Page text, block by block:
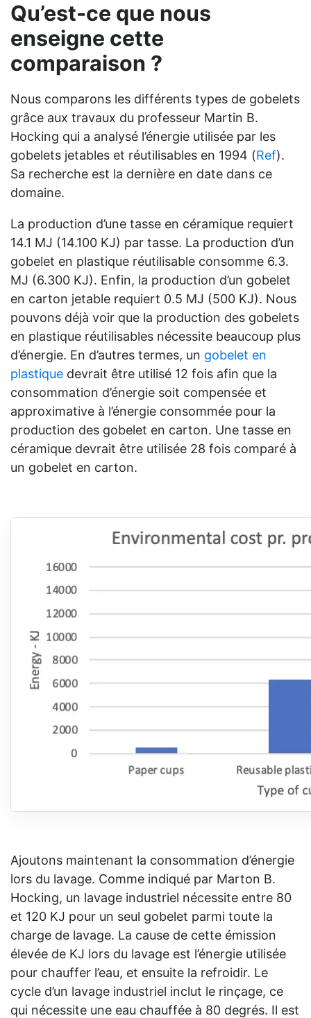
Qu’est-ce que nous
enseigne cette
comparaison ?
Nous comparons les différents types de gobelets
grâce aux travaux du professeur Martin B.
Hocking qui a analysé l’énergie utilisée par les
gobelets jetables et réutilisables en 1994 (Ref).
Sa recherche est la dernière en date dans ce
domaine.
La production d’une tasse en céramique requiert
14.1 MJ (14.100 KJ) par tasse. La production d’un
gobelet en plastique réutilisable consomme 6.3.
MJ (6.300 KJ). Enfin, la production d’un gobelet
en carton jetable requiert 0.5 MJ (500 KJ). Nous
pouvons déjà voir que la production des gobelets
en plastique réutilisables nécessite beaucoup plus
d’énergie. En d’autres termes, un gobelet en
plastique devrait être utilisé 12 fois afin que la
consommation d’énergie soit compensée et
approximative à l’énergie consommée pour la
production des gobelet en carton. Une tasse en
céramique devrait être utilisée 28 fois comparé à
un gobelet en carton.
Ajoutons maintenant la consommation d’énergie
lors du lavage. Comme indiqué par Marton B.
Hocking, un lavage industriel nécessite entre 80
et 120 KJ pour un seul gobelet parmi toute la
charge de lavage. La cause de cette émission
élevée de KJ lors du lavage est l’énergie utilisée
pour chauffer l’eau, et ensuite la refroidir. Le
cycle d’un lavage industriel inclut le rinçage, ce
qui nécessite une eau chauffée à 80 degrés. Il est